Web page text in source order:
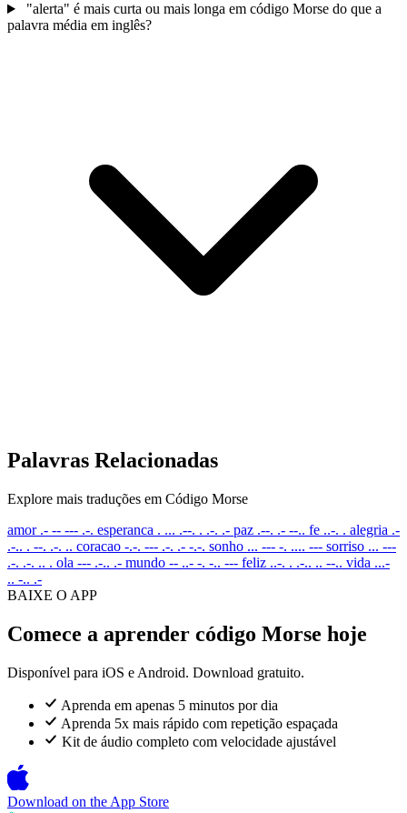
"alerta" é mais curta ou mais longa em código Morse do que a
palavra média em inglês?
Palavras Relacionadas
Explore mais traduções em Código Morse
amor .- -- --- .-. esperanca . ... .--. . .-. .- paz .--. .- --.. fe ..-. . alegria .-
.-.. . --. .-. .. coracao -.-. --- .-. .- -.-. sonho ... --- -. .... --- sorriso ... ---
.-. .-. .. . ola --- .-.. .- mundo -- ..- -. -.. --- feliz ..-. . .-.. .. --.. vida ...-
.. -.. .-
BAIXE O APP
Comece a aprender código Morse hoje
Disponível para iOS e Android. Download gratuito.
Aprenda em apenas 5 minutos por dia
Aprenda 5x mais rápido com repetição espaçada
Kit de áudio completo com velocidade ajustável
Download on the App Store